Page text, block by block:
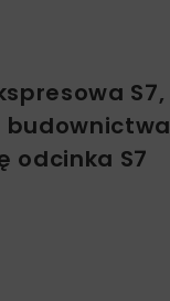
S7,
budownictwa
odcinka S7